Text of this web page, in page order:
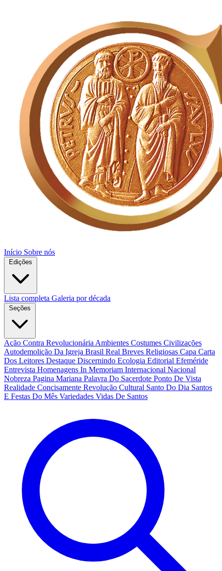
Início Sobre nós
Edições
Lista completa Galeria por década
Seções
Ação Contra Revolucionária Ambientes Costumes Civilizações
Autodemolição Da Igreja Brasil Real Breves Religiosas Capa Carta
Dos Leitores Destaque Discernindo Ecologia Editorial Efeméride
Entrevista Homenagens In Memoriam Internacional Nacional
Nobreza Pagina Mariana Palavra Do Sacerdote Ponto De Vista
Realidade Concisamente Revolução Cultural Santo Do Dia Santos
E Festas Do Mês Variedades Vidas De Santos